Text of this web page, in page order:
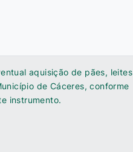
aquisição de pães, leites
de Cáceres, conforme
instrumento.